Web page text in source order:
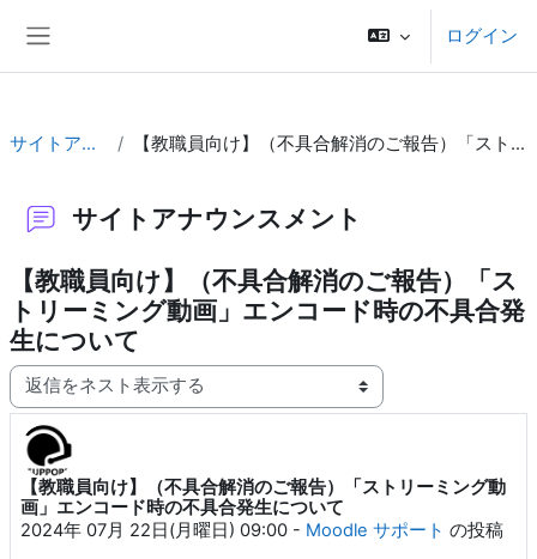
ログイン
サイトアナウンスメント 【教職員向け】（不具合解消のご報告）「ストリーミング動画」エンコード時の不具合発生について
サイトアナウンスメント
【教職員向け】（不具合解消のご報告）「ス
トリーミング動画」エンコード時の不具合発
生について
表示モード
【教職員向け】（不具合解消のご報告）「ストリーミング動
画」エンコード時の不具合発生について
2024年 07月 22日(月曜日) 09:00 - Moodle サポート の投稿
返信数: 0